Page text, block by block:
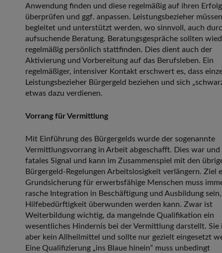
Anwendung finden und diese regelmäßig auf ihren
überprüfen und ggf. anpassen. Leistungsbezieher
begleitet und unterstützt werden, wo sinnvoll, auch
aufsuchende Beratung. Beratungsgespräche sollten
regelmäßig persönlich stattfinden. Dies dient auch der
Aktivierung und Vorbereitung auf das Berufsleben. Ein
regelmäßiger, intensiver Kontakt erschwert es, dass
Leistungsbezieher Bürgergeld beziehen und sich
etwas dazu verdienen.
Vorrang für Vermittlung
Mit Einführung des Bürgergelds wurde der sogenannte
Vermittlungsvorrang in Arbeit abgeschafft. Dies war und
fatales Signal und kann im Zusammenspiel mit den
Bürgergeld-Regelungen Arbeitslosigkeit verlängern. Ziel
Grundsicherung für erwerbsfähige Menschen muss
rasche Integration in Beschäftigung und Ausbildung
Hilfebedürftigkeit überwunden werden kann. Zwar ist
Weiterbildung wichtig, da mangelnde Qualifikation ein
wesentliches Hindernis bei der Vermittlung darstellt. Sie
aber kein Allheilmittel und sollte nur gezielt eingesetzt
Eine Qualifizierung „ins Blaue hinein“ muss unbedingt